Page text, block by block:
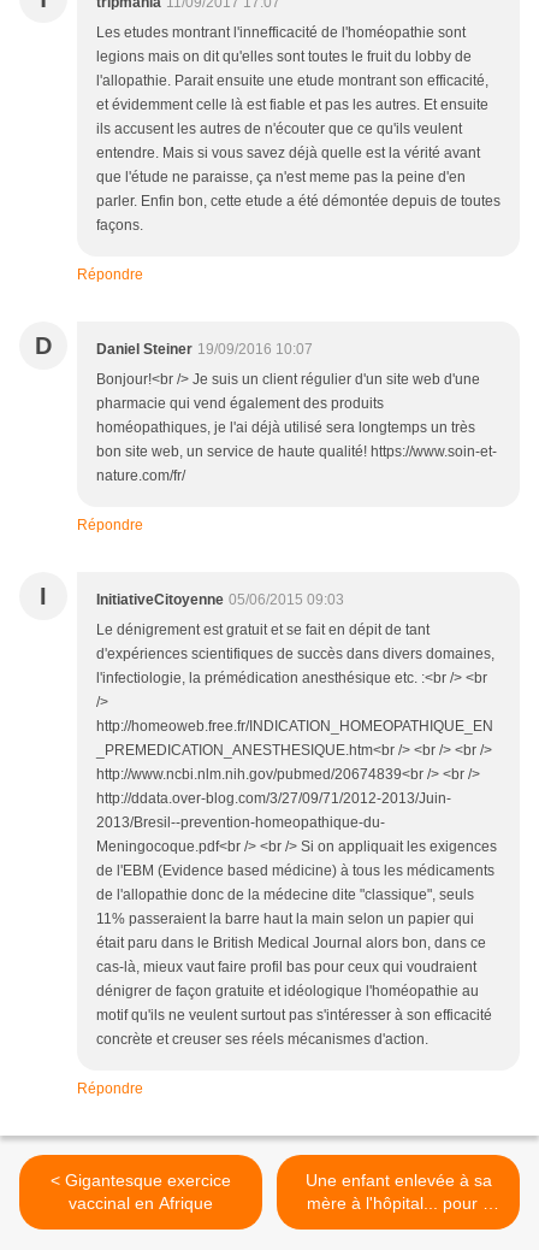
Les etudes montrant l'innefficacité de l'homéopathie sont
legions mais on dit qu'elles sont toutes le fruit du lobby de
l'allopathie. Parait ensuite une etude montrant son efficacité,
et évidemment celle là est fiable et pas les autres. Et ensuite
ils accusent les autres de n'écouter que ce qu'ils veulent
entendre. Mais si vous savez déjà quelle est la vérité avant
que l'étude ne paraisse, ça n'est meme pas la peine d'en
parler. Enfin bon, cette etude a été démontée depuis de toutes
façons.
Répondre
D Daniel Steiner 19/09/2016 10:07
Bonjour!<br /> Je suis un client régulier d'un site web d'une
pharmacie qui vend également des produits
homéopathiques, je l'ai déjà utilisé sera longtemps un très
bon site web, un service de haute qualité! https://www.soin-et-
nature.com/fr/
Répondre
I InitiativeCitoyenne 05/06/2015 09:03
Le dénigrement est gratuit et se fait en dépit de tant
d'expériences scientifiques de succès dans divers domaines,
l'infectiologie, la prémédication anesthésique etc. :<br /> <br
/>
http://homeoweb.free.fr/INDICATION_HOMEOPATHIQUE_EN
_PREMEDICATION_ANESTHESIQUE.htm<br /> <br /> <br />
http://www.ncbi.nlm.nih.gov/pubmed/20674839<br /> <br />
http://ddata.over-blog.com/3/27/09/71/2012-2013/Juin-
2013/Bresil--prevention-homeopathique-du-
Meningocoque.pdf<br /> <br /> Si on appliquait les exigences
de l'EBM (Evidence based médicine) à tous les médicaments
de l'allopathie donc de la médecine dite "classique", seuls
11% passeraient la barre haut la main selon un papier qui
était paru dans le British Medical Journal alors bon, dans ce
cas-là, mieux vaut faire profil bas pour ceux qui voudraient
dénigrer de façon gratuite et idéologique l'homéopathie au
motif qu'ils ne veulent surtout pas s'intéresser à son efficacité
concrète et creuser ses réels mécanismes d'action.
Répondre
< Gigantesque exercice
vaccinal en Afrique
Une enfant enlevée à sa
mère à l'hôpital... pour y
être vaccinée de force! >